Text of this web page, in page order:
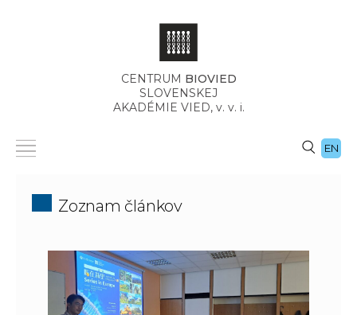
CENTRUM BIOVIED
SLOVENSKEJ
AKADÉMIE VIED, v. v. i.
EN
Zoznam článkov